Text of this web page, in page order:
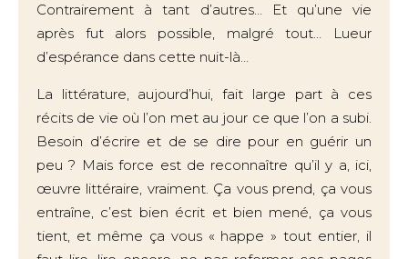
Contrairement à tant d’autres… Et qu’une vie
après fut alors possible, malgré tout… Lueur
d’espérance dans cette nuit-là…
La littérature, aujourd’hui, fait large part à ces
récits de vie où l’on met au jour ce que l’on a subi.
Besoin d’écrire et de se dire pour en guérir un
peu ? Mais force est de reconnaître qu’il y a, ici,
œuvre littéraire, vraiment. Ça vous prend, ça vous
entraîne, c’est bien écrit et bien mené, ça vous
tient, et même ça vous « happe » tout entier, il